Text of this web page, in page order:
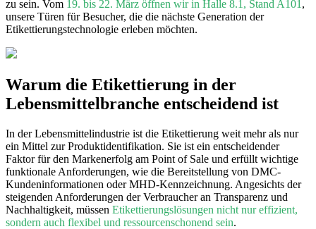
zu sein. Vom 19. bis 22. März öffnen wir in Halle 8.1, Stand A101 ,
unsere Türen für Besucher, die die nächste Generation der
Etikettierungstechnologie erleben möchten.
Warum die Etikettierung in der
Lebensmittelbranche entscheidend ist
In der Lebensmittelindustrie ist die Etikettierung weit mehr als nur
ein Mittel zur Produktidentifikation. Sie ist ein entscheidender
Faktor für den Markenerfolg am Point of Sale und erfüllt wichtige
funktionale Anforderungen, wie die Bereitstellung von DMC-
Kundeninformationen oder MHD-Kennzeichnung. Angesichts der
steigenden Anforderungen der Verbraucher an Transparenz und
Nachhaltigkeit, müssen Etikettierungslösungen nicht nur effizient,
sondern auch flexibel und ressourcenschonend sein.